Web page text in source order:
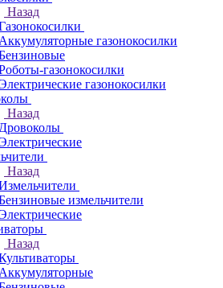
Назад
Аккумуляторные газонокосилки
газонокосилки
газонокосилки
Назад
Дровоколы
Назад
измельчители
Назад
Аккумуляторные